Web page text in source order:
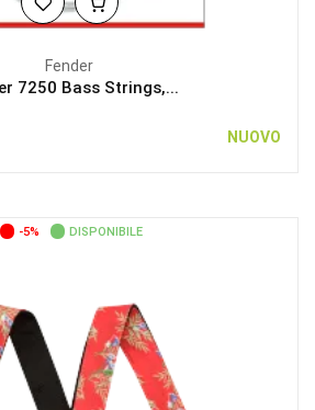
Fender
7250 Bass Strings,...
NUOVO
-5% DISPONIBILE